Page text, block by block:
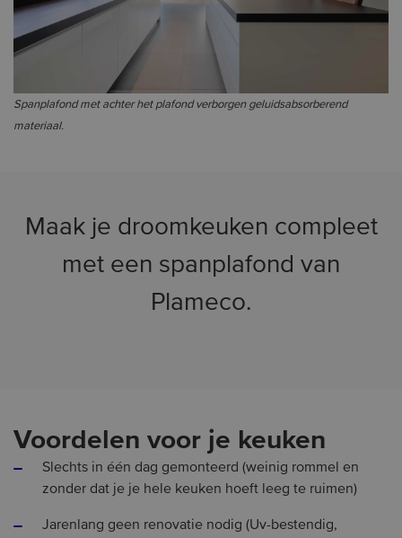
Spanplafond met achter het plafond verborgen geluidsabsorberend
materiaal.
Maak je droomkeuken compleet
met een spanplafond van
Plameco.
Voordelen voor je keuken
Slechts in één dag gemonteerd (weinig rommel en
zonder dat je je hele keuken hoeft leeg te ruimen)
Jarenlang geen renovatie nodig (Uv-bestendig,